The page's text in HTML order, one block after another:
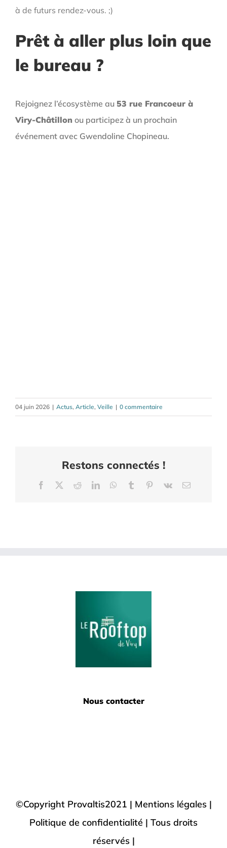
à de futurs rendez-vous. ;)
Prêt à aller plus loin que
le bureau ?
Rejoignez l’écosystème au 53 rue Francoeur à
Viry-Châtillon ou participez à un prochain
événement avec Gwendoline Chopineau.
04 juin 2026 | Actus, Article, Veille | 0 commentaire
Restons connectés !
Facebook RedditLinkedInWhatsApp
Tumblr Pinterest
Vk Email
Nous contacter
©Copyright Provaltis2021 | Mentions légales |
Politique de confidentialité | Tous droits
réservés |